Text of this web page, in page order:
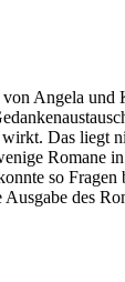
Angela
Das liegt
Romane
so
des